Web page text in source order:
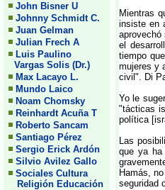
John Bisner U
Johnny Schmidt C.
Juan Gelman
Julian Frech A
Luis Paulino
Vargas Solis (Dr.)
Max Lacayo L.
Mundo Laico
Noam Chomsky
Reinhardt Acuña T
Roberto Sancam
Santiago Pérez
Sergio Erick Ardón
Silvio Avilez Gallo
Sociales Cultura
Religión Educación
Mientras
insiste en
aprovechó
el
tiempo
mujeres y
civil". Di
Yo le
"tácticas
política
Las
que ya ha
Hamás,
seguridad